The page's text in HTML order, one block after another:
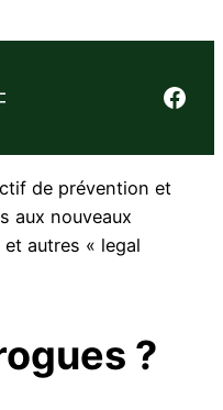
de prévention et
aux nouveaux
autres « legal
?